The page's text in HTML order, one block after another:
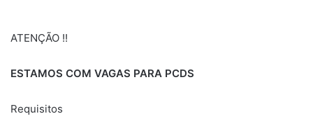
ATENÇÃO !!
ESTAMOS COM VAGAS PARA PCDS
Requisitos